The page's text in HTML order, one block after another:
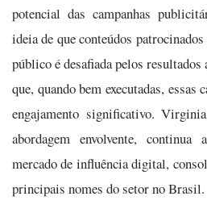
potencial das campanhas
ideia de que conteúdos
público é desafiada pelos
que, quando bem executadas, essas
engajamento significativo.
abordagem envolvente,
mercado de influência digital,
principais nomes do setor no Brasil.